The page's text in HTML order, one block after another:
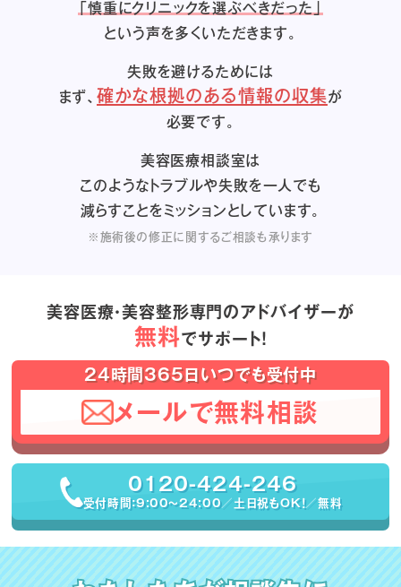
「慎重にクリニックを選ぶべきだった」
という声を多くいただきます。
失敗を避けるためには
まず、確かな根拠のある情報の収集が
必要です。
美容医療相談室は
このようなトラブルや失敗を一人でも
減らすことをミッションとしています。
※施術後の修正に関するご相談も承ります
美容医療・美容整形専門のアドバイザーが
無料でサポート！
24時間365日いつでも受付中
メールで無料相談
0120-424-246
受付時間：9:00〜24:00／土日祝もOK！／無料